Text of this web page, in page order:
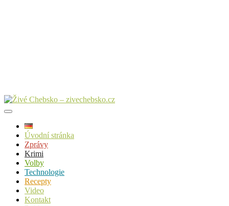
Úvodní stránka
Zprávy
Krimi
Volby
Technologie
Recepty
Video
Kontakt